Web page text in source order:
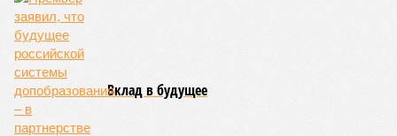
Вклад в будущее